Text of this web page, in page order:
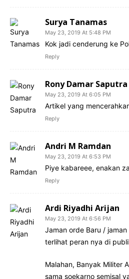
Surya Tanamas
May 23, 2019 At 5:48 PM
Kok jadi cenderung ke
Reply
Rony Damar Saputra
May 23, 2019 At 6:05 PM
Artikel yang
Reply
Andri M Ramdan
May 23, 2019 At 6:53 PM
Piye kabareee, enakan
Reply
Ardi Riyadhi Arijan
May 23, 2019 At 6:56 PM
Jaman orde Baru /
terlihat peran nya di
Malahan, Banyak Militer
sama soekarno semisal